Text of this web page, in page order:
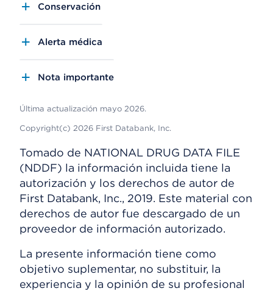
Conservación
Alerta médica
Nota importante
Última actualización mayo 2026.
Copyright(c) 2026 First Databank, Inc.
Tomado de NATIONAL DRUG DATA FILE
(NDDF) la información incluida tiene la
autorización y los derechos de autor de
First Databank, Inc., 2019. Este material con
derechos de autor fue descargado de un
proveedor de información autorizado.
La presente información tiene como
objetivo suplementar, no substituir, la
experiencia y la opinión de su profesional